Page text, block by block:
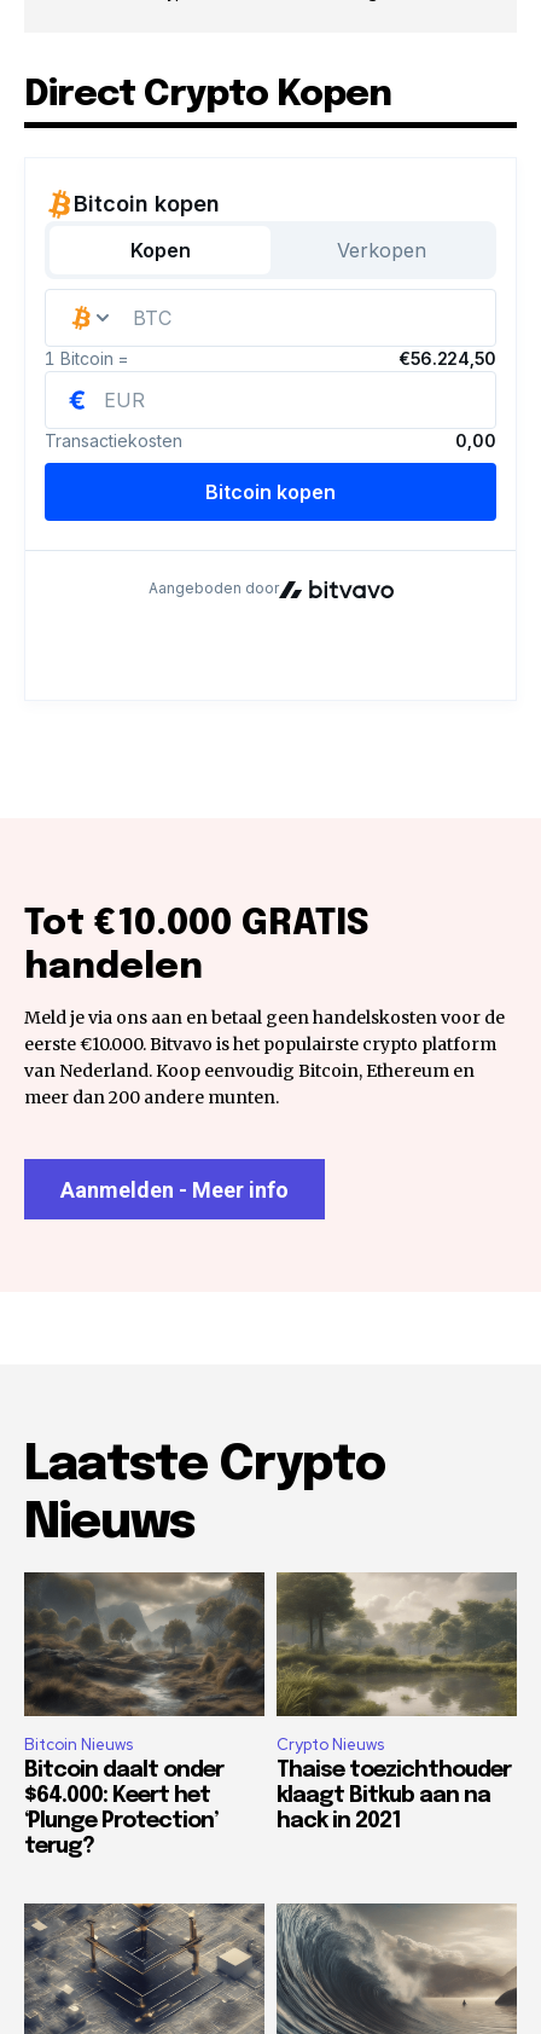
Direct Crypto Kopen
Tot €10.000 GRATIS
handelen
Meld je via ons aan en betaal geen handelskosten voor de
eerste €10.000. Bitvavo is het populairste crypto platform
van Nederland. Koop eenvoudig Bitcoin, Ethereum en
meer dan 200 andere munten.
Aanmelden - Meer info
Laatste Crypto
Nieuws
Bitcoin Nieuws
Bitcoin daalt onder
$64.000: Keert het
‘Plunge Protection’
terug?
Crypto Nieuws
Thaise toezichthouder
klaagt Bitkub aan na
hack in 2021